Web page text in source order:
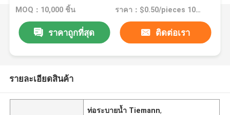
MOQ：10,000 ชิ้น ราคา：$0.50/pieces 10000-49999 pieces
ราคาถูกที่สุด ติดต่อเรา
รายละเอียดสินค้า
ท่อระบายน้ำ Tiemann,